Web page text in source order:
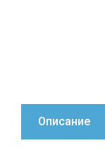
Описание